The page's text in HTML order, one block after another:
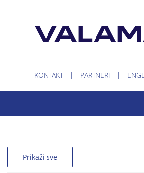
KONTAKT PARTNERI
Prikaži sve